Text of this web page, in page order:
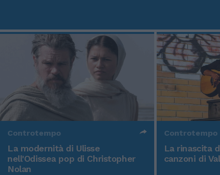
Controtempo
La modernità di Ulisse
nell'Odissea pop di Christopher
Nolan
Controtempo
La rinascita
canzoni di